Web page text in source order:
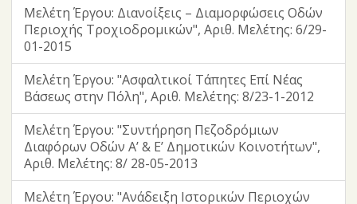
Μελέτη Έργου: Διανοίξεις – Διαμορφώσεις Οδών
Περιοχής Τροχιοδρομικών", Αριθ. Μελέτης: 6/29-
01-2015
Μελέτη Έργου: "Ασφαλτικοί Τάπητες Επί Νέας
Βάσεως στην Πόλη", Αριθ. Μελέτης: 8/23-1-2012
Μελέτη Έργου: "Συντήρηση Πεζοδρόμιων
Διαφόρων Οδών Α’ & Ε’ Δημοτικών Κοινοτήτων",
Αριθ. Μελέτης: 8/ 28-05-2013
Μελέτη Έργου: "Ανάδειξη Ιστορικών Περιοχών